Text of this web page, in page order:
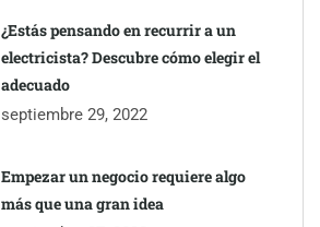
¿Estás pensando en recurrir a un
electricista? Descubre cómo elegir el
adecuado
septiembre 29, 2022
Empezar un negocio requiere algo
más que una gran idea